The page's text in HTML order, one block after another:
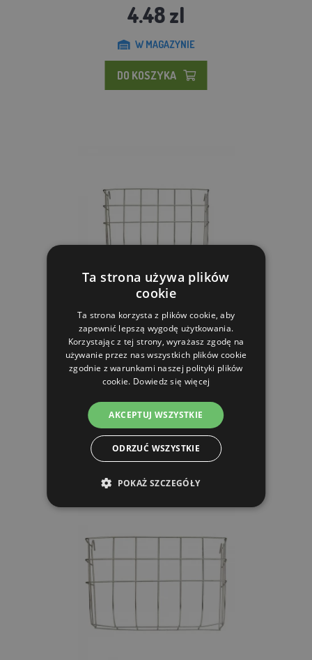
4.48 zl
W MAGAZYNIE
DO KOSZYKA
Żłóbek na siano dla królików 17 x 13 cm
12.09 zl
W MAGAZYNIE
DO KOSZYKA
Ta strona używa plików
cookie
Ta strona korzysta z plików cookie, aby
zapewnić lepszą wygodę użytkowania.
Korzystając z tej strony, wyrażasz zgodę na
używanie przez nas wszystkich plików cookie
zgodnie z warunkami naszej polityki plików
cookie. Dowiedz się więcej
AKCEPTUJ WSZYSTKIE
ODRZUĆ WSZYSTKIE
POKAŻ SZCZEGÓŁY